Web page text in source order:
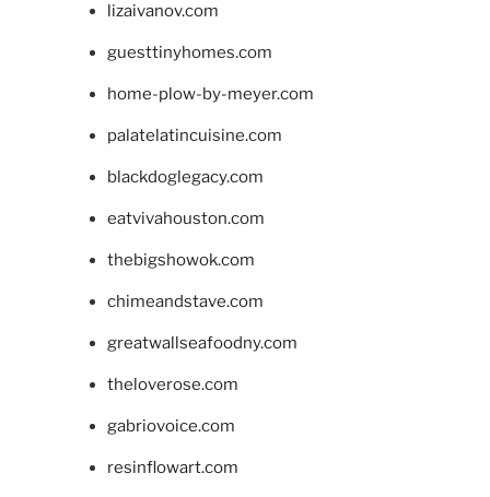
lizaivanov.com
guesttinyhomes.com
home-plow-by-meyer.com
palatelatincuisine.com
blackdoglegacy.com
eatvivahouston.com
thebigshowok.com
chimeandstave.com
greatwallseafoodny.com
theloverose.com
gabriovoice.com
resinflowart.com